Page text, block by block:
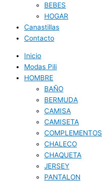
BEBES
HOGAR
Canastillas
Contacto
Inicio
Modas Pili
HOMBRE
BAÑO
BERMUDA
CAMISA
CAMISETA
COMPLEMENTOS
CHALECO
CHAQUETA
JERSEY
PANTALON